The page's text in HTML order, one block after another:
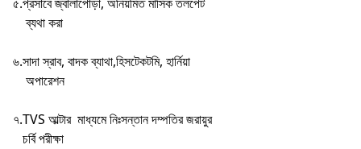
ব্যথা করা
৬.সাদা স্রাব, বাদক ব্যাথা,হিসটেকটমি, হার্নিয়া
অপারেশন
৭.TVS আল্টার মাধ্যমে নিঃসন্তান দম্পতির জরায়ুর
চর্বি পরীক্ষা